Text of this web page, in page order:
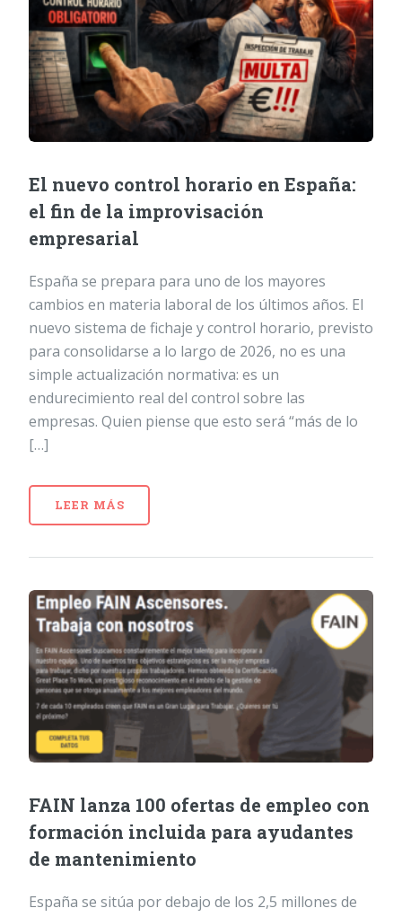
El nuevo control horario en España:
el fin de la improvisación
empresarial
España se prepara para uno de los mayores
cambios en materia laboral de los últimos años. El
nuevo sistema de fichaje y control horario, previsto
para consolidarse a lo largo de 2026, no es una
simple actualización normativa: es un
endurecimiento real del control sobre las
empresas. Quien piense que esto será “más de lo
[…]
LEER MÁS
FAIN lanza 100 ofertas de empleo con
formación incluida para ayudantes
de mantenimiento
España se sitúa por debajo de los 2,5 millones de